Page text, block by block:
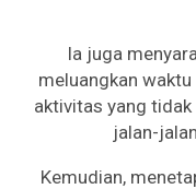
Ia juga
meluangkan
aktivitas yang
jalan-
Kemudian,